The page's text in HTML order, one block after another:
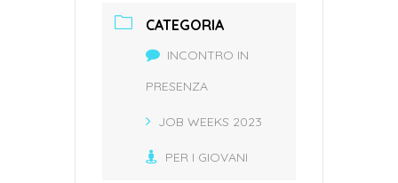
CATEGORIA
INCONTRO IN
PRESENZA
JOB WEEKS 2023
PER I GIOVANI